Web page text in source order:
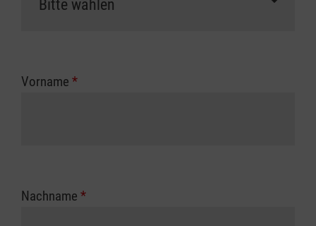
Vorname *
Nachname *